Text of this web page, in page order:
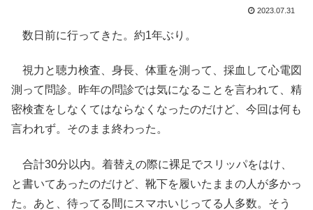
2023.07.31
数日前に行ってきた。約1年ぶり。
視力と聴力検査、身長、体重を測って、採血して心電図
測って問診。昨年の問診では気になることを言われて、精
密検査をしなくてはならなくなったのだけど、今回は何も
言われず。そのまま終わった。
合計30分以内。着替えの際に裸足でスリッパをはけ、
と書いてあったのだけど、靴下を履いたままの人が多かっ
た。あと、待ってる間にスマホいじってる人多数。そう